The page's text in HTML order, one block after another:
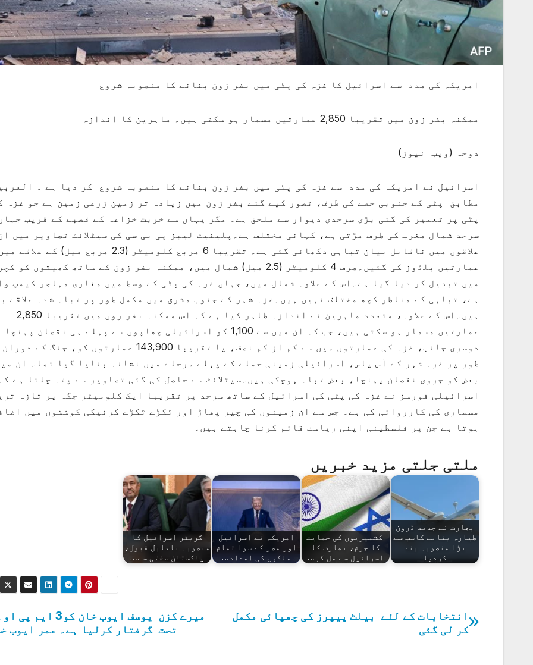
امریکہ کی مدد سے اسرائیل کا غزہ کی پٹی میں بفر زون بنانے کا منصوبہ شروع
ممکنہ بفر زون میں تقریبا 2,850 عمارتیں مسمار ہو سکتی ہیں۔ ماہرین کا اندازہ
دوحہ (ویب نیوز)
اسرائیل نے امریکہ کی مدد سے غزہ کی پٹی میں بفر زون بنانے کا منصوبہ شروع کر دیا ہے ۔
مطابق پٹی کے جنوبی حصے کی طرف، تصور کیے گئے بفر زون میں زیادہ تر زمین زرعی زمین ہے جو غزہ
پٹی پر تعمیر کی گئی بڑی سرحدی دیوار سے ملحق ہے۔ مگر یہاں سے خربت خزاعہ کے قصبے کے قریب
سرحد شمال مغرب کی طرف مڑتی ہے، کہانی مختلف ہے۔پلینیٹ لیبز پی بی سی کی سیٹلائٹ تصاویر میں
علاقوں میں ناقابل بیان تباہی دکھائی گئی ہے۔ تقریبا 6 مربع کلومیٹر (2.3 مربع میل) کے علاقے میں
عمارتیں بلڈوز کی گئیں۔صرف 4 کلومیٹر (2.5 میل) شمال میں، ممکنہ بفر زون کے ساتھ کھیتوں کو
میں تبدیل کر دیا گیا ہے۔اس کے علاوہ شمال میں، جہاں غزہ کی پٹی کے وسط میں مغازی مہاجر کیمپ
ہے، تباہی کے مناظر کچھ مختلف نہیں ہیں۔غزہ شہر کے جنوب مشرق میں مکمل طور پر تباہ شدہ علاقے
ہیں۔اس کے علاوہ، متعدد ماہرین نے اندازہ ظاہر کیا ہے کہ اس ممکنہ بفر زون میں تقریبا 2,850
عمارتیں مسمار ہو سکتی ہیں، جب کہ ان میں سے 1,100 کو اسرائیلی چھاپوں سے پہلے ہی نقصان
دوسری جانب، غزہ کی عمارتوں میں سے کم از کم نصف، یا تقریبا 143,900 عمارتوں کو،
طور پر غزہ شہر کے آس پاس، اسرائیلی زمینی حملے کے پہلے مرحلے میں نشانہ بنایا گیا تھا۔ ان
بعض کو جزوی نقصان پہنچا، بعض تباہ ہوچکی ہیں۔سیٹلائٹ سے حاصل کی گئی تصاویر سے پتہ چلتا ہے کہ
اسرائیلی فورسز نے غزہ کی پٹی کی اسرائیل کے ساتھ سرحد پر تقریبا ایک کلومیٹر جگہ پر تازہ
مسماری کی کارروائی کی ہے۔ جس سے ان زمینوں کی چیر پھاڑ اور ٹکڑے ٹکڑے کرنیکی کوششوں میں
ہوتا ہے جن پر فلسطینی اپنی ریاست قائم کرنا چاہتے ہیں۔
ملتی جلتی مزید خبریں
بھارت نے جدید ڈرون
طیارہ بنانے کاسب سے
بڑا منصوبہ بند
کردیا
کشمیریوں کی حمایت
کا جرم، بھارت کا
اسرائیل سے مل کر…
امریکہ نے اسرائیل
اور مصر کے سوا تمام
ملکوں کی امداد…
گریٹر اسرائیل کا
منصوبہ ناقابل قبول،
پاکستان سختی سے…
پوسٹوں
میرے کزن یوسف ایوب خان کو3 ایم
تحت گرفتار کرلیا ہے۔ عمر ایوب
انتخابات کے لئے بیلٹ پیپرز کی چھپائی مکمل
کر لی گئی